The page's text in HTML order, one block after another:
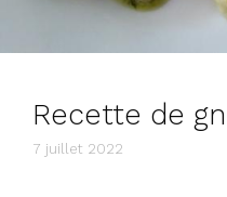
Recette de
7 juillet 2022